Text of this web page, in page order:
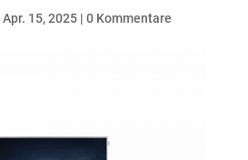
Apr. 15, 2025| 0 Kommentare